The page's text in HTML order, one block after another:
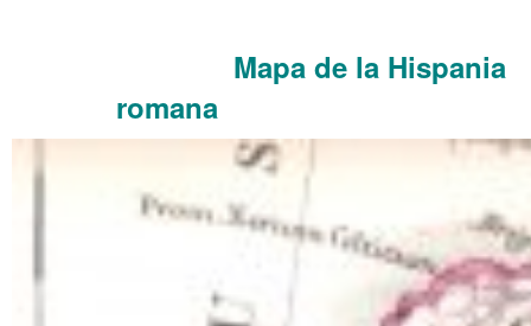
Mapa de la Hispania
romana